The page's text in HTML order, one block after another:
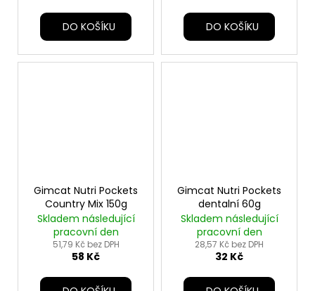
DO KOŠÍKU DO KOŠÍKU
Gimcat Nutri Pockets
Country Mix 150g
Skladem následující
pracovní den
51,79 Kč bez DPH
58 Kč
Gimcat Nutri Pockets
dentalní 60g
Skladem následující
pracovní den
28,57 Kč bez DPH
32 Kč